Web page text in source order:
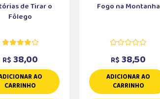
de Tirar o
Fôlego
R$ 38,00
AO
CARRINHO
Fogo na Montanha
R$ 38,50
ADICIONAR AO
CARRINHO